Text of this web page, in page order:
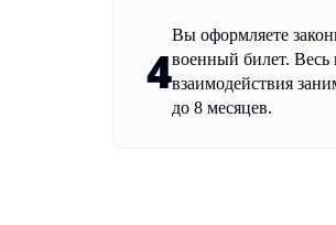
4
Вы оформляете
военный билет. Весь
взаимодействия
до 8 месяцев.